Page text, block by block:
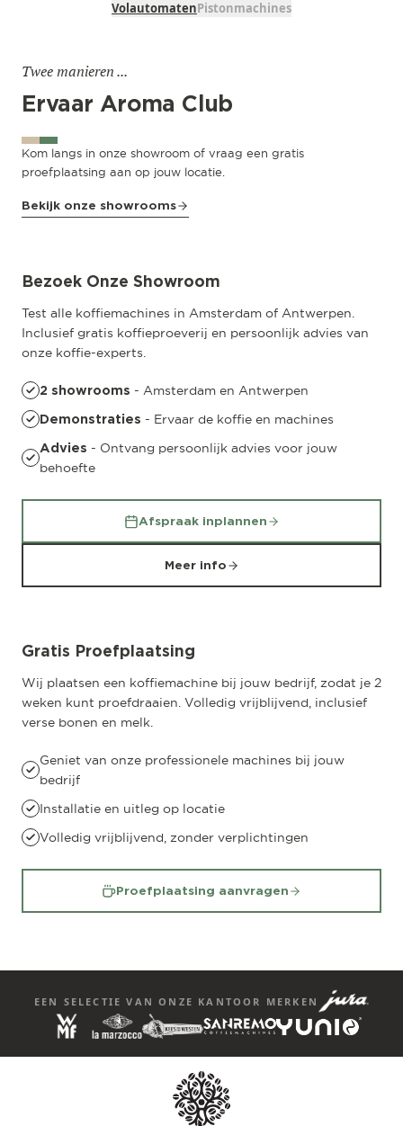
VolautomatenPistonmachines
Twee manieren ...
Ervaar Aroma Club
Kom langs in onze showroom of vraag een gratis
proefplaatsing aan op jouw locatie.
Bekijk onze showrooms
Antwerpen
Bezoek Onze Showroom
Test alle koffiemachines in Amsterdam of Antwerpen.
Inclusief gratis koffieproeverij en persoonlijk advies van
onze koffie-experts.
2 showrooms - Amsterdam en Antwerpen
Demonstraties - Ervaar de koffie en machines
Advies - Ontvang persoonlijk advies voor jouw
behoefte
Afspraak inplannen
Meer info
Gratis Proefplaatsing
Wij plaatsen een koffiemachine bij jouw bedrijf, zodat je 2
weken kunt proefdraaien. Volledig vrijblijvend, inclusief
verse bonen en melk.
Geniet van onze professionele machines bij jouw
bedrijf
Installatie en uitleg op locatie
Volledig vrijblijvend, zonder verplichtingen
Proefplaatsing aanvragen
EEN SELECTIE VAN ONZE KANTOOR MERKEN